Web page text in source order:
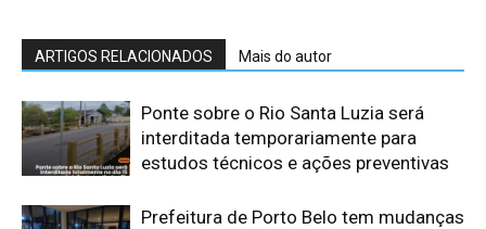
ARTIGOS RELACIONADOS Mais do autor
Ponte sobre o Rio Santa Luzia será
interditada temporariamente para
estudos técnicos e ações preventivas
​Prefeitura de Porto Belo tem mudanças